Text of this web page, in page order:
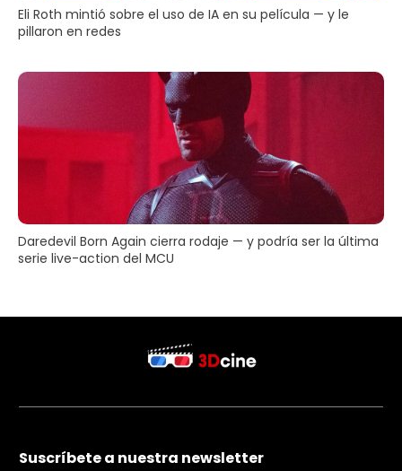
Eli Roth mintió sobre el uso de IA en su película — y le
pillaron en redes
Daredevil Born Again cierra rodaje — y podría ser la última
serie live-action del MCU
Suscríbete a nuestra newsletter